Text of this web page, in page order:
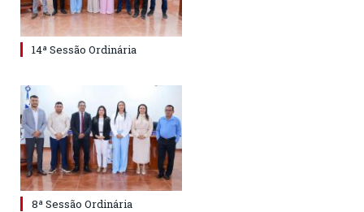
14ª Sessão Ordinária
8ª Sessão Ordinária